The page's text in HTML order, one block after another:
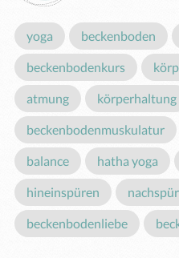
yoga beckenboden
beckenbodenkurs
atmung körperhaltung
beckenbodenmuskulatur
balance hatha yoga
hineinspüren
beckenbodenliebe